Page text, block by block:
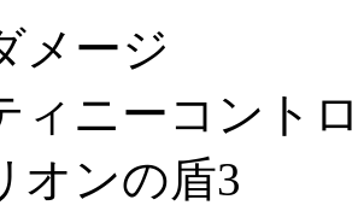
メージ
ニーコント
ンの盾3